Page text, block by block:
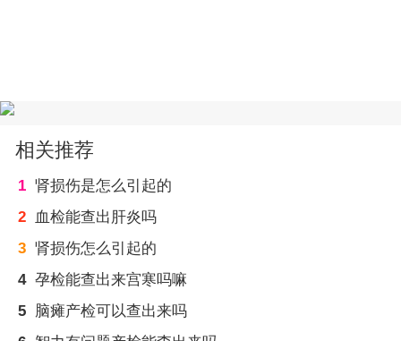
相关推荐
1 肾损伤是怎么引起的
2
血检能查出肝炎吗
3 肾损伤怎么引起的
4 孕检能查出来宫寒吗嘛
5
脑瘫产检可以查出来吗